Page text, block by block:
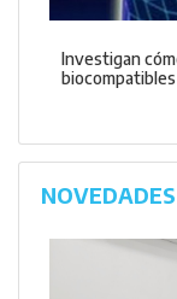
Investigan
biocompatibles
NOVEDADES